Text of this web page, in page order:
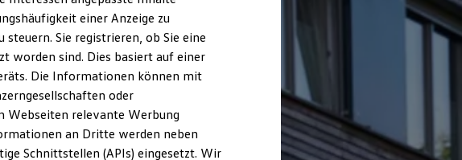
einer Anzeige zu
Sie registrieren, ob Sie eine
worden sind. Dies basiert auf einer
Die Informationen können mit
oder
Webseiten relevante Werbung
an Dritte werden neben
Schnittstellen (APIs) eingesetzt. Wir